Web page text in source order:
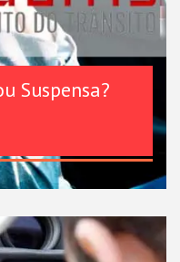
Suspensa?